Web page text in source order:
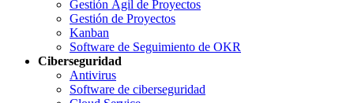
Gestión Ágil de Proyectos
Gestión de Proyectos
Kanban
Software de Seguimiento de OKR
Ciberseguridad
Antivirus
Software de ciberseguridad